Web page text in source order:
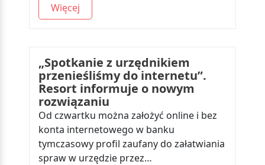
Więcej
„Spotkanie z urzędnikiem
przenieśliśmy do internetu”.
Resort informuje o nowym
rozwiązaniu
Od czwartku można założyć online i bez
konta internetowego w banku
tymczasowy profil zaufany do załatwiania
spraw w urzędzie przez…